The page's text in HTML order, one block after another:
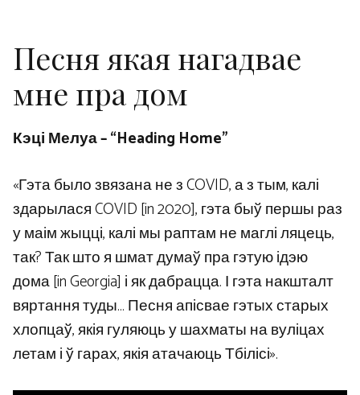
Песня якая нагадвае
мне пра дом
Кэці Мелуа – “Heading Home”
«Гэта было звязана не з COVID, а з тым, калі
здарылася COVID [in 2020], гэта быў першы раз
у маім жыцці, калі мы раптам не маглі ляцець,
так? Так што я шмат думаў пра гэтую ідэю
дома [in Georgia] і як дабрацца. І гэта накшталт
вяртання туды… Песня апісвае гэтых старых
хлопцаў, якія гуляюць у шахматы на вуліцах
летам і ў гарах, якія атачаюць Тбілісі».